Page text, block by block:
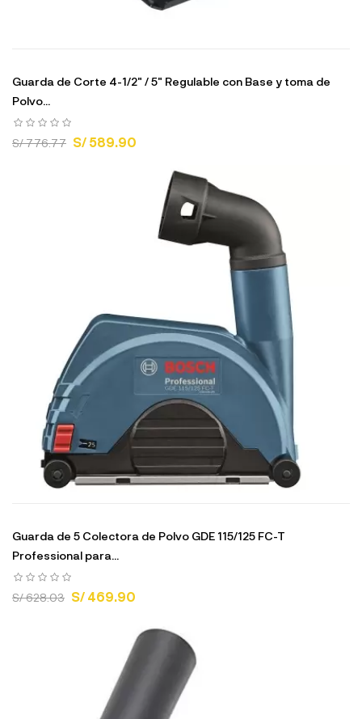
Guarda de Corte 4-1/2" / 5" Regulable con Base y toma de
Polvo...
S/ 776.77 S/ 589.90
Guarda de 5 Colectora de Polvo GDE 115/125 FC-T
Professional para...
S/ 628.03 S/ 469.90